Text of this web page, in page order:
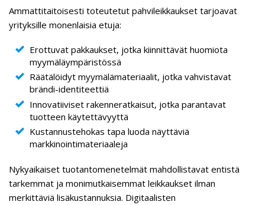
Ammattitaitoisesti toteutetut pahvileikkaukset tarjoavat
yrityksille monenlaisia etuja:
Erottuvat pakkaukset, jotka kiinnittävät huomiota
myymäläympäristössä
Räätälöidyt myymälämateriaalit, jotka vahvistavat
brändi-identiteettiä
Innovatiiviset rakenneratkaisut, jotka parantavat
tuotteen käytettävyyttä
Kustannustehokas tapa luoda näyttäviä
markkinointimateriaaleja
Nykyaikaiset tuotantomenetelmät mahdollistavat entistä
tarkemmat ja monimutkaisemmat leikkaukset ilman
merkittäviä lisäkustannuksia. Digitaalisten